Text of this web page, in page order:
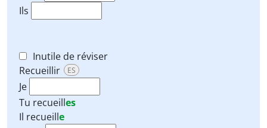
Ils
Inutile de réviser
Recueillir
ES
Je
Tu recueilles
Il recueille